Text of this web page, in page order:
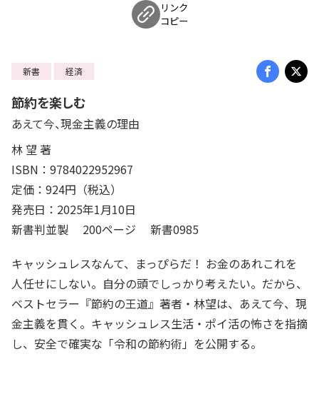
リンク
コピー
新書 経済
節約を楽しむ
あえて今、現金主義の理由
林 望 著
ISBN：9784022952967
定価：924円（税込）
発売日：2025年1月10日
新書判並製 200ページ 新書0985
キャッシュレスなんて、まっぴらだ！ お金のあれこれを
人任せにしない。自分の頭でしっかり考えたい。だから、
ベストセラー『節約の王道』著者・林望は、あえて今、現
金主義を貫く。キャッシュレス生活・ポイ活の怖さを指摘
し、安全で確実な「令和の節約術」を公開する。